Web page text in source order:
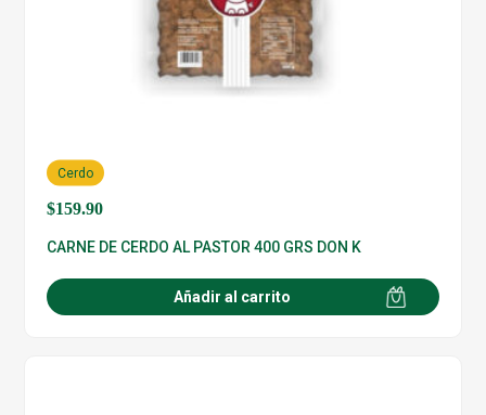
$159.90
Cerdo
CARNE DE CERDO AL PASTOR 400 GRS DON K
Añadir al carrito